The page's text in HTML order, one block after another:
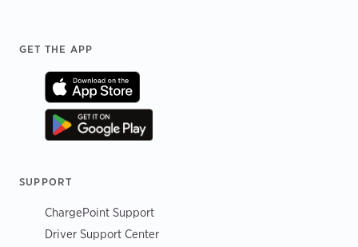
Footer
GET THE APP
SUPPORT
ChargePoint Support
Driver Support Center